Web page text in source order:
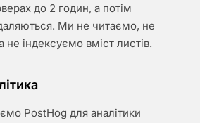
до 2 годин, а потім
Ми не читаємо, не
не індексуємо вміст листів.
PostHog для аналітики